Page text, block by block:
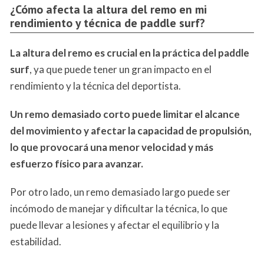
¿Cómo afecta la altura del remo en mi
rendimiento y técnica de paddle surf?
La altura del remo es crucial en la práctica del paddle
surf, ya que puede tener un gran impacto en el
rendimiento y la técnica del deportista.
Un remo demasiado corto puede limitar el alcance
del movimiento y afectar la capacidad de propulsión,
lo que provocará una menor velocidad y más
esfuerzo físico para avanzar.
Por otro lado, un remo demasiado largo puede ser
incómodo de manejar y dificultar la técnica, lo que
puede llevar a lesiones y afectar el equilibrio y la
estabilidad.